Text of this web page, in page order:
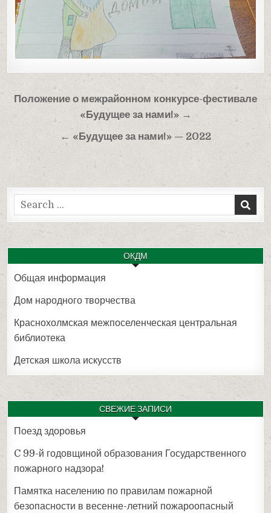
Навигация
по
записям
Положение о межрайонном конкурсе-фестивале
«Будущее за нами!» →
← «Будущее за нами!» — 2022
Search
for:
ОКДМ
Общая информация
Дом народного творчества
Краснохолмская межпоселенческая центральная
библиотека
Детская школа искусств
СВЕЖИЕ ЗАПИСИ
Поезд здоровья
C 99-й годовщиной образования Государственного
пожарного надзора!
Памятка населению по правилам пожарной
безопасности в весенне-летний пожароопасный